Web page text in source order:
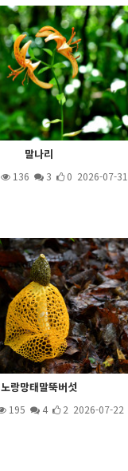
말나리
136 3 0 2026-07-31
노랑망태말뚝버섯
195 4 2 2026-07-22